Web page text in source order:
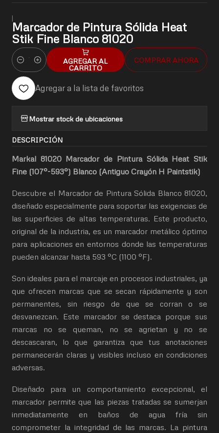
|
Marcador de Pintura Sólida Heat
Stik Fine Blanco 81020
Cantidad
AGREGAR AL
CARRITO
COMPRAR AHORA
Agregar a la lista de favoritos
Mostrar stock de ubicaciones
DESCRIPCIÓN
Markal 81020 Marcador de Pintura Sólida Heat Stik
Fine (107°-593°) Blanco (Antiguo Crayón H Paintstik)
Descubre el Marcador de Pintura Sólida Blanco 81020,
diseñado especialmente para soportar las exigencias de
las superficies de altas temperaturas. Este producto,
original de la industria, es un marcador metálico óptimo
para aplicaciones en entornos donde las temperaturas
pueden alcanzar hasta 593 °C (1100 °F).
Son ideales para el marcaje en procesos industriales, ya
que ofrecen marcas que se secan rápidamente y son
permanentes, sin riesgo de que se corran o se
desvanezcan. Este marcador se destaca porque sus
marcas no se queman, no se agrietan y no se
descascaran, lo que garantiza que tus anotaciones
permanecerán claras y visibles incluso en condiciones
adversas.
Diseñado para un comportamiento excepcional, el
marcador permite que las piezas tratadas se sumerjan
inmediatamente en baños de agua fría sin
comprometer la integridad de las marcas. La pintura